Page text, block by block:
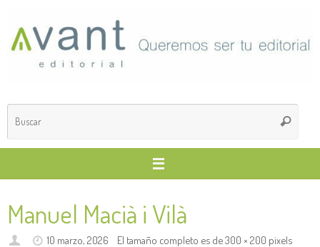
contenido
Buscar
Manuel Macià i Vilà
10 marzo, 2026 El tamaño completo es de300 × 200 pixels